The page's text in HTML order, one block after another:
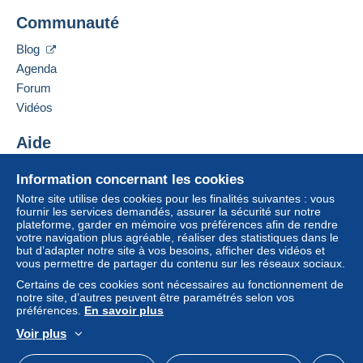
Lettre (format normal/petite lettre)
Conditions de paiement :
Tous les paiements se font par le site Delcampe. En
fonction des possibilités proposées par le vendeur, vous
pouvez utiliser PayPal, ajouter unecarte de
crédit/débit ou faire unvirement. Aucun paiement n’est
réalisé par chèque ou virement bancaire direct au
vendeur.
L’acheteur utilise les moyens de paiement disponibles
sur Delcampe dans la page "
Un paiement ne passant pas par
Contacter le vendeur
Information concernant les cookies
Notre site utilise des cookies pour les finalités suivantes : vous
fournir les services demandés, assurer la sécurité sur notre
plateforme, garder en mémoire vos préférences afin de rendre
votre navigation plus agréable, réaliser des statistiques dans le
but d’adapter notre site à vos besoins, afficher des vidéos et
vous permettre de partager du contenu sur les réseaux sociaux.
Certains de ces cookies sont nécessaires au fonctionnement de
notre site, d’autres peuvent être paramétrés selon vos
préférences. En savoir plus
Voir plus
Communauté
Blog
Agenda
Forum
Vidéos
Aide
Acheter sur Delcampe
Vendre sur Delcampe
Un site sécurisé